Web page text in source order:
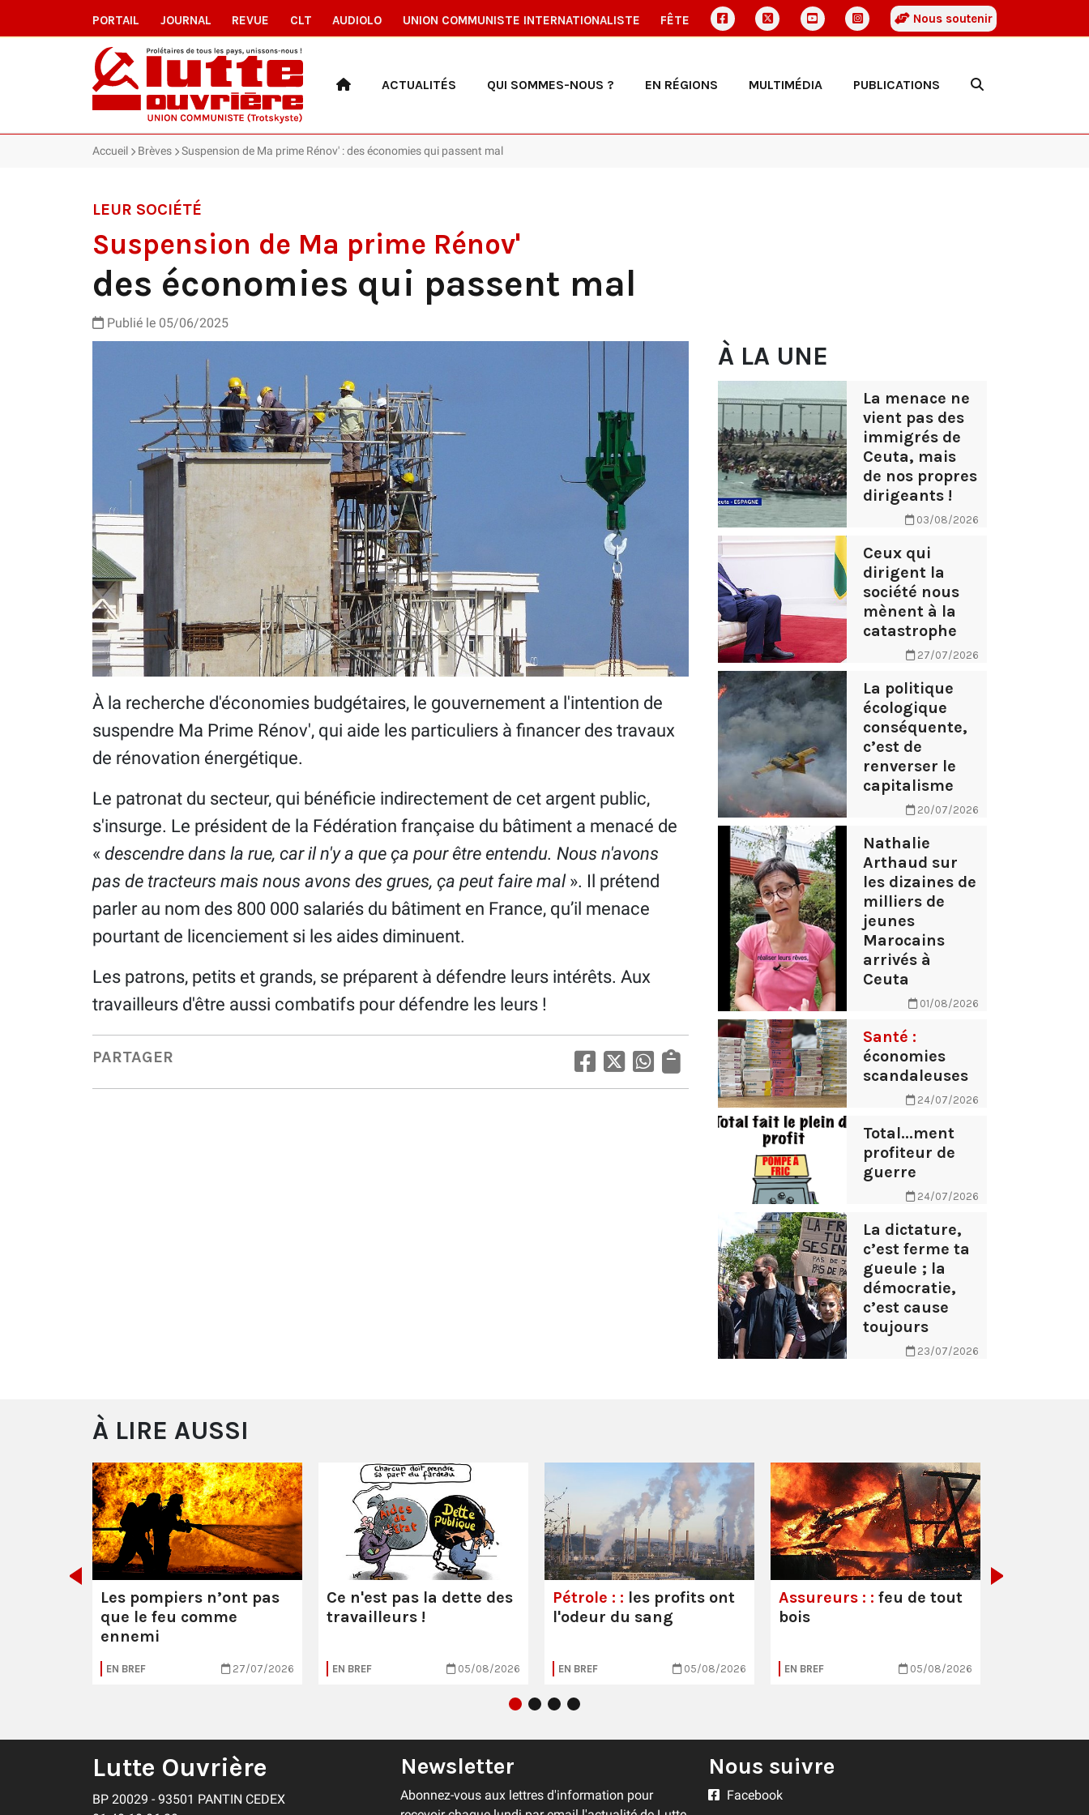
PORTAIL JOURNAL REVUE CLT AUDIOLO UNION COMMUNISTE INTERNATIONALISTE FÊTE Nous soutenir
ACTUALITÉS QUI SOMMES-NOUS ? EN RÉGIONS MULTIMÉDIA PUBLICATIONS
Accueil Brèves Suspension de Ma prime Rénov' : des économies qui passent mal
LEUR SOCIÉTÉ
Suspension de Ma prime Rénov'
des économies qui passent mal
Publié le 05/06/2025
À la recherche d'économies budgétaires, le gouvernement a l'intention de
suspendre Ma Prime Rénov', qui aide les particuliers à financer des travaux
de rénovation énergétique.
Le patronat du secteur, qui bénéficie indirectement de cet argent public,
s'insurge. Le président de la Fédération française du bâtiment a menacé de
« descendre dans la rue, car il n'y a que ça pour être entendu. Nous n'avons
pas de tracteurs mais nous avons des grues, ça peut faire mal ». Il prétend
parler au nom des 800 000 salariés du bâtiment en France, qu’il menace
pourtant de licenciement si les aides diminuent.
Les patrons, petits et grands, se préparent à défendre leurs intérêts. Aux
travailleurs d'être aussi combatifs pour défendre les leurs !
PARTAGER
À LA UNE
La menace ne
vient pas des
immigrés de
Ceuta, mais
de nos propres
dirigeants !
03/08/2026
Ceux qui
dirigent la
société nous
mènent à la
catastrophe
27/07/2026
La politique
écologique
conséquente,
c’est de
renverser le
capitalisme
20/07/2026
Nathalie
Arthaud sur
les dizaines de
milliers de
jeunes
Marocains
arrivés à
Ceuta
01/08/2026
Santé :
économies
scandaleuses
24/07/2026
Total...ment
profiteur de
guerre
24/07/2026
La dictature,
c’est ferme ta
gueule ; la
démocratie,
c’est cause
toujours
23/07/2026
À LIRE AUSSI
Les pompiers n’ont pas
que le feu comme
ennemi
EN BREF 27/07/2026
Ce n'est pas la dette des
travailleurs !
EN BREF 05/08/2026
Pétrole : : les profits ont
l'odeur du sang
EN BREF 05/08/2026
Assureurs : : feu de tout
bois
EN BREF 05/08/2026
Lutte Ouvrière
BP 20029 - 93501 PANTIN CEDEX
Newsletter
Abonnez-vous aux lettres d'information pour
Nous suivre
Facebook